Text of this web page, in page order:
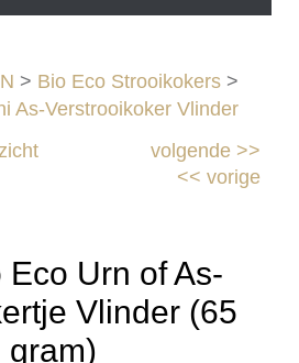
> Bio Eco Strooikokers>
As-Verstrooikoker Vlinder
volgende>>
<< vorige
Eco Urn of As-
Vlinder (65
gram)